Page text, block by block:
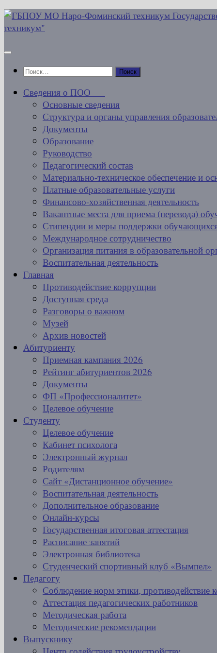
Перейти
к
Найти:
Сведения о ПОО
Основные сведения
Структура и органы управления
Документы
Образование
Руководство
Педагогический состав
Материально-техническое обеспечение и
Платные образовательные услуги
Финансово-хозяйственная деятельность
Вакантные места для приема (перевода)
Стипендии и меры поддержки
Международное сотрудничество
Организация питания в образовательной
Воспитательная деятельность
Главная
Противодействие коррупции
Доступная среда
Разговоры о важном
Музей
Архив новостей
Абитуриенту
Приемная кампания 2026
Рейтинг абитуриентов 2026
Документы
ФП «Профессионалитет»
Целевое обучение
Студенту
Целевое обучение
Кабинет психолога
Электронный журнал
Родителям
Сайт «Дистанционное обучение»
Воспитательная деятельность
Дополнительное образование
Онлайн-курсы
Государственная итоговая аттестация
Расписание занятий
Электронная библиотека
Студенческий спортивный клуб «Вымпел»
Педагогу
Соблюдение норм этики, противодействие
Аттестация педагогических работников
Методическая работа
Методические рекомендации
Выпускнику